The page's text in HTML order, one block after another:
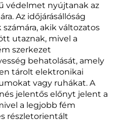
védelmet nyújtanak az
Az időjárásállóság
akik változatos
utaznak, mivel a
szerkezet
behatolását, amely
tárolt elektronikai
vagy ruhákat. A
jelentős előnyt jelent a
a legjobb fém
részletorientált